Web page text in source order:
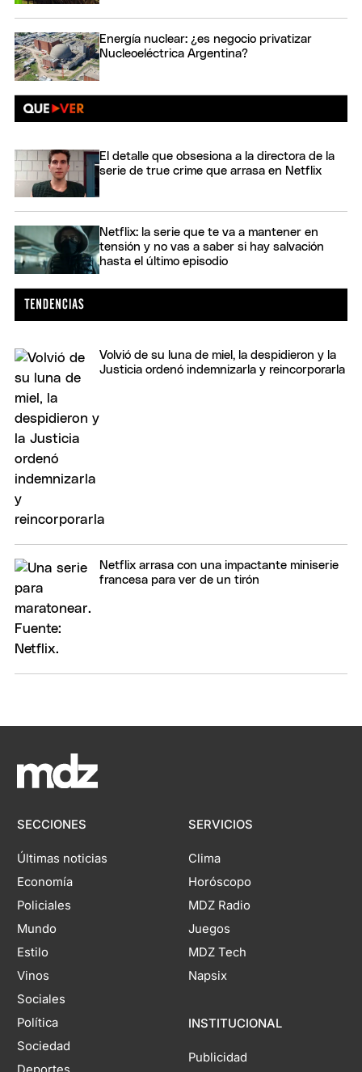
Energía nuclear: ¿es negocio privatizar
Nucleoeléctrica Argentina?
El detalle que obsesiona a la directora de la
serie de true crime que arrasa en Netflix
Netflix: la serie que te va a mantener en
tensión y no vas a saber si hay salvación
hasta el último episodio
Volvió de su luna de miel, la despidieron y la
Justicia ordenó indemnizarla y reincorporarla
Netflix arrasa con una impactante miniserie
francesa para ver de un tirón
SECCIONES
Últimas noticias
Economía
Policiales
Mundo
Estilo
Vinos
Sociales
Política
Sociedad
SERVICIOS
Clima
Horóscopo
MDZ Radio
Juegos
MDZ Tech
Napsix
INSTITUCIONAL
Publicidad